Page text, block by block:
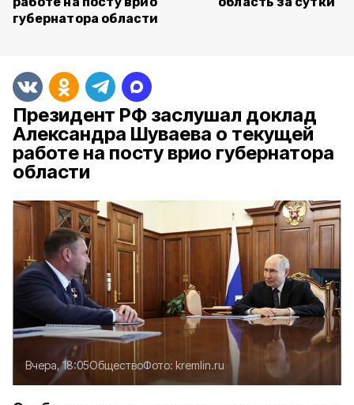
губернатора области
Президент РФ заслушал доклад
Александра Шуваева о текущей
работе на посту врио губернатора
области
Вчера, 18:05ОбществоФото: kremlin.ru